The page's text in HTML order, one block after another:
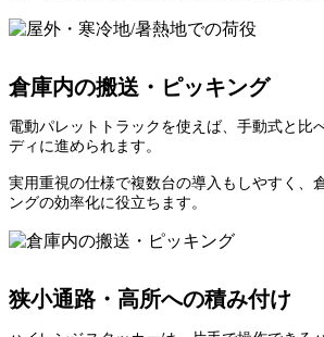
倉庫内の搬送・ピッキング
電動パレットトラックを使えば、手動式と比
ディに進められます。
実用重視の仕様で複数台の導入もしやすく、
ングの効率化に役立ちます。
狭小通路・高所への積み付け